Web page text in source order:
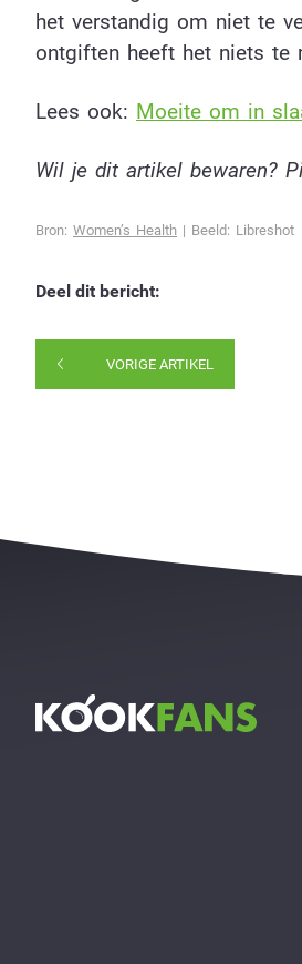
het verstandig om niet te
ontgiften heeft het niets te
Lees ook: Moeite om in
Wil je dit artikel bewaren?
Bron: Women’s Health | Beeld: Libreshot
Deel dit bericht:
VORIGE ARTIKEL